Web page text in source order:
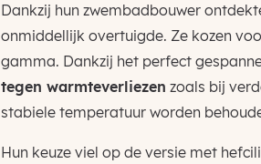
Dankzij hun zwembadbouwer
onmiddellijk overtuigde. Ze kozen
gamma. Dankzij het perfect
tegen warmteverliezen zoals bij
stabiele temperatuur worden
Hun keuze viel op de versie met